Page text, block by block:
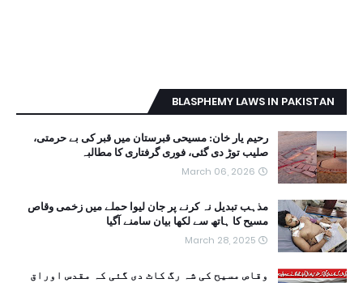
BLASPHEMY LAWS IN PAKISTAN
رحیم یار خان: مسیحی قبرستان میں قبر کی بے حرمتی،
صلیب توڑ دی گئی، فوری گرفتاری کا مطالبہ
March 06, 2026
مذہب تبدیل نہ کرنے پر جان لیوا حملے میں زخمی وقاص
مسیح کا ہاتھ سے لکھا بیان سامنے آگیا
March 28, 2025
وقاص مسیح کی شہ رگ کاٹ دی گئی کہ مقدس اوراق